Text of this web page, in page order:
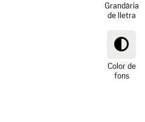
Grandària
de lletra
Color de
fons